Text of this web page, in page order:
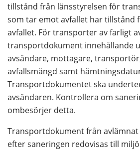
tillstånd från länsstyrelsen för
som tar emot avfallet har tillstånd
avfallet. För transporter av farligt
transportdokument innehållande
avsändare, mottagare,
avfallsmängd samt
Transportdokumentet ska
avsändaren. Kontrollera om
ombesörjer detta.
Transportdokument från avlämnat
efter saneringen redovisas till